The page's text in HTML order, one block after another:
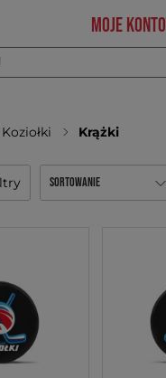
MOJE KONTO
Krążki
Sortowanie